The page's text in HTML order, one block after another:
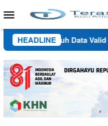
ke
Menu
Mobile
HEADLINE
Butuh Data Valid dan